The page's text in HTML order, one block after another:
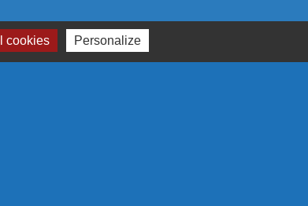
cookies Personalize